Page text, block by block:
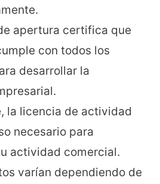
apertura certifica que
con todos los
desarrollar la
la licencia de actividad
necesario para
actividad comercial.
varían dependiendo de